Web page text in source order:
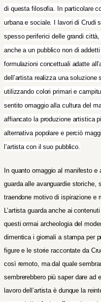
di questa filosofia. In particolare
urbana e sociale. I lavori di Crudi
spesso periferici delle grandi
anche a un pubblico non di
formulazioni concettuali adatte
dell’artista realizza una soluzione
utilizzando colori primari e
sentito omaggio alla cultura del
affiancato la produzione artistica
alternativa popolare e perciò
l’artista con il suo pubblico.
In quanto omaggio al manifesto e
guarda alle avanguardie storiche,
traendone motivo di ispirazione e
L’artista guarda anche ai
questi ormai archeologia del
dimentica i giornali a stampa per
figure e le storie raccontate da
così remoto, ma dal quale
sembrerebbero più saper dare ad
lavoro dell’artista è dunque la